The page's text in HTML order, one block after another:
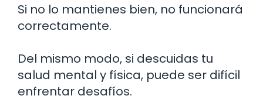
Si no lo mantienes bien, no funcionará
correctamente.
Del mismo modo, si descuidas tu
salud mental y física, puede ser difícil
enfrentar desafíos.